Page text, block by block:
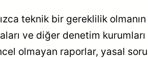
teknik bir gereklilik
ve diğer denetim
olmayan raporlar, yasal